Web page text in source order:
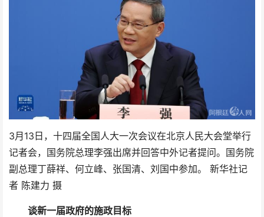
3月13日，十四届全国人大一次会议在北京人民大会堂举行
记者会，国务院总理李强出席并回答中外记者提问。国务院
副总理丁薛祥、何立峰、张国清、刘国中参加。 新华社记
者 陈建力 摄
谈新一届政府的施政目标